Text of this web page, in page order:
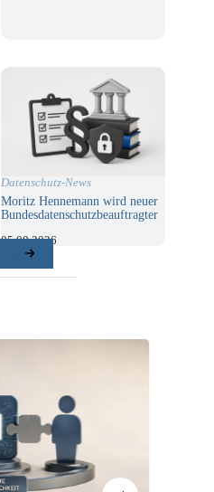
Datenschutz-News
Moritz Hennemann wird neuer
Bundesdatenschutzbeauftragter
05.08.2026